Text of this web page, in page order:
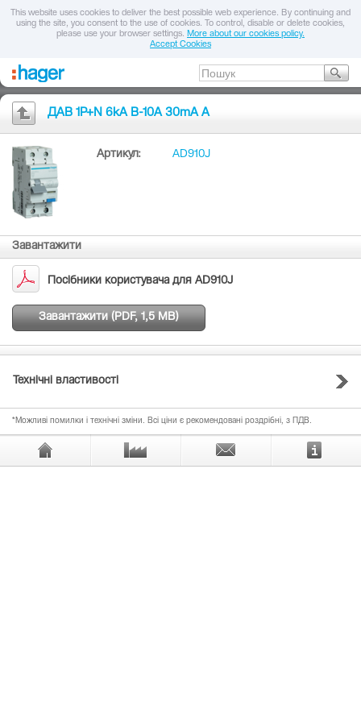
This website uses cookies to deliver the best possible web experience. By continuing and
using the site, you consent to the use of cookies. To control, disable or delete cookies,
please use your browser settings. More about our cookies policy.
Accept Cookies
ДАВ 1P+N 6kA B-10A 30mA A
Артикул: AD910J
Завантажити
Посібники користувача для AD910J
Завантажити (PDF, 1,5 MB)
Технічні властивості
*Можливі помилки і технічні зміни. Всі ціни є рекомендовані роздрібні, з ПДВ.